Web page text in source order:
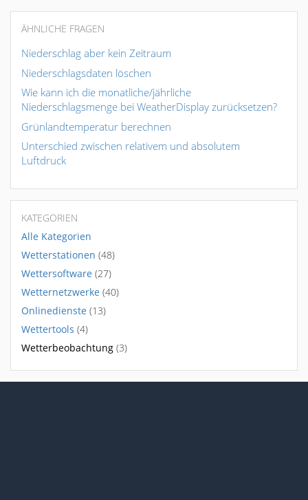
ÄHNLICHE FRAGEN
Niederschlag aber kein Zeitraum
Niederschlagsdaten löschen
Wie kann ich die monatliche/jährliche
Niederschlagsmenge bei WeatherDisplay zurücksetzen?
Grünlandtemperatur berechnen
Unterschied zwischen relativem und absolutem
Luftdruck
KATEGORIEN
Alle Kategorien
Wetterstationen (48)
Wettersoftware (27)
Wetternetzwerke (40)
Onlinedienste (13)
Wettertools (4)
Wetterbeobachtung (3)